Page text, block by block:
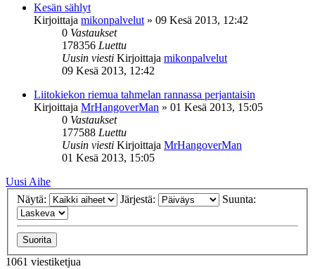
Kesän sählyt
Kirjoittaja mikonpalvelut » 09 Kesä 2013, 12:42
0 Vastaukset
178356 Luettu
Uusin viesti Kirjoittaja mikonpalvelut
09 Kesä 2013, 12:42
Liitokiekon riemua tahmelan rannassa perjantaisin
Kirjoittaja MrHangoverMan » 01 Kesä 2013, 15:05
0 Vastaukset
177588 Luettu
Uusin viesti Kirjoittaja MrHangoverMan
01 Kesä 2013, 15:05
Uusi Aihe
Näytä:
Järjestä: Suunta:
1061 viestiketjua